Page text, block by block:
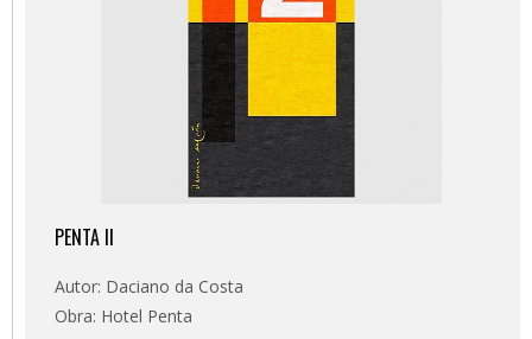
PENTA II
Autor: Daciano da Costa
Obra: Hotel Penta